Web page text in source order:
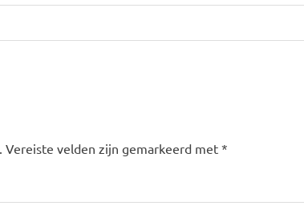
Vereiste velden zijn gemarkeerd met *